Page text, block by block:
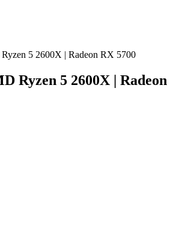
5 2600X | Radeon RX 5700
Ryzen 5 2600X | Radeon